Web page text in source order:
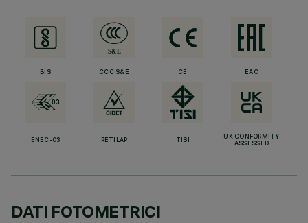
BIS CCC S&E CE EAC
ENEC-03 RETILAP TISI
UK CONFORMITY
ASSESSED
DATI FOTOMETRICI